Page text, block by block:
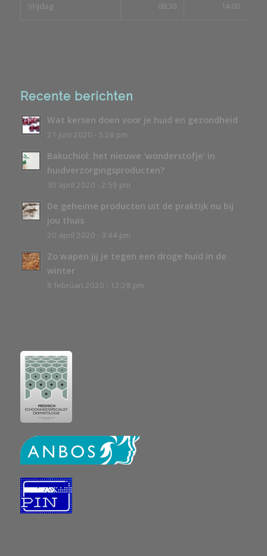
Vrijdag 08:30 14:00
Recente berichten
Wat kersen doen voor je huid en gezondheid
21 juni 2020 - 5:26 pm
Bakuchiol: het nieuwe ‘wonderstofje’ in
huidverzorgingsproducten?
30 april 2020 - 2:59 pm
De geheime producten uit de praktijk nu bij
jou thuis
20 april 2020 - 3:44 pm
Zo wapen jij je tegen een droge huid in de
winter
8 februari 2020 - 12:28 pm